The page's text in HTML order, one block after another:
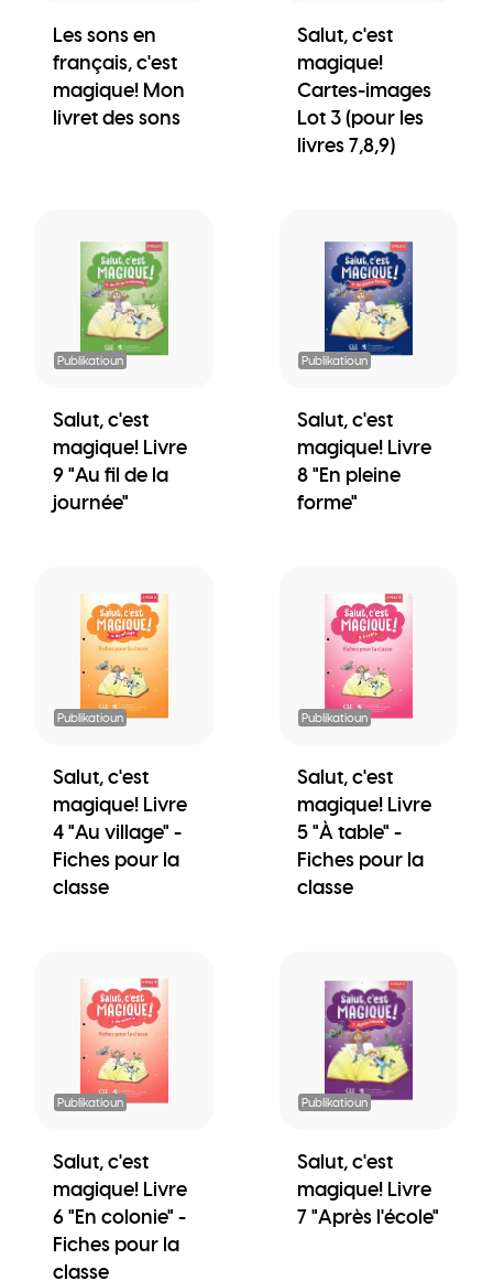
Les sons en
français, c'est
magique! Mon
livret des sons
Salut, c'est
magique!
Cartes-images
Lot 3 (pour les
livres 7,8,9)
Publikatioun
Salut, c'est
magique! Livre
9 "Au fil de la
journée"
Publikatioun
Salut, c'est
magique! Livre
8 "En pleine
forme"
Publikatioun
Salut, c'est
magique! Livre
4 "Au village" -
Fiches pour la
classe
Publikatioun
Salut, c'est
magique! Livre
5 "À table" -
Fiches pour la
classe
Publikatioun
Salut, c'est
magique! Livre
6 "En colonie" -
Fiches pour la
classe
Publikatioun
Salut, c'est
magique! Livre
7 "Après l'école"